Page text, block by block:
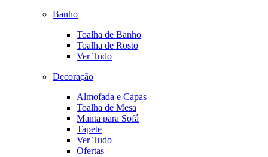
Banho
Toalha de Banho
Toalha de Rosto
Ver Tudo
Decoração
Almofada e Capas
Toalha de Mesa
Manta para Sofá
Tapete
Ver Tudo
Ofertas